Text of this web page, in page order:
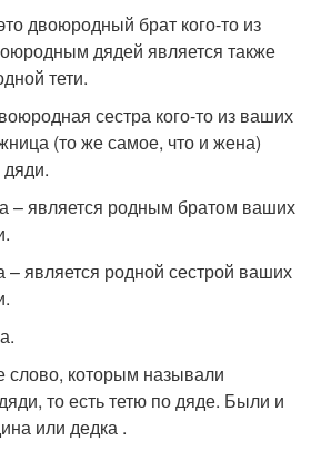
двоюродный брат кого-то из
дядей является также
тети.
сестра кого-то из ваших
(то же самое, что и жена)
– является родным братом ваших
является родной сестрой ваших
слово, которым называли
то есть тетю по дяде. Были и
или дедка .